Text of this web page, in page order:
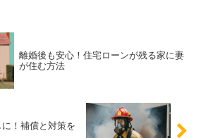
離婚後も安心！住宅ローンが残る家に妻
が住む方法
！補償と対策を